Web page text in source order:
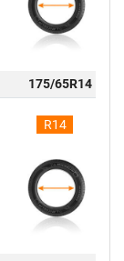
175/65R14
R14